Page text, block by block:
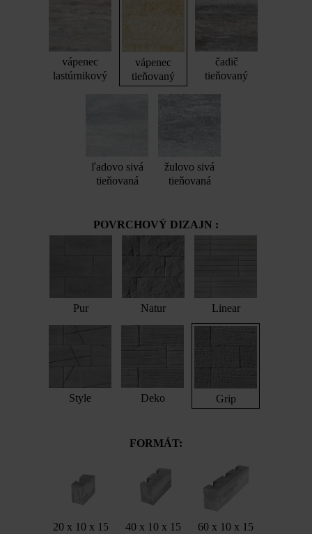
vápenec
lastúrnikový
vápenec
tieňovaný
čadič
tieňovaný
ľadovo sivá
tieňovaná
žulovo sivá
tieňovaná
POVRCHOVÝ DIZAJN :
Pur Natur Linear
Style Deko Grip
FORMÁT:
20 x 10 x 15
40 x 10 x 15
60 x 10 x 15